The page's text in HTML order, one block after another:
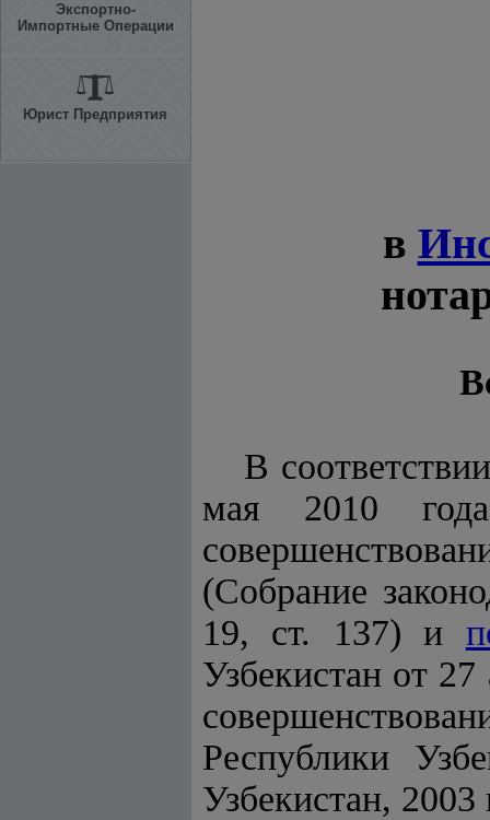
Экспортно-
Импортные Операции
Юрист Предприятия
в
В
мая 2010
(Собрание
19, ст. 137) и
Узбекистан от
Республики
Узбекистан,